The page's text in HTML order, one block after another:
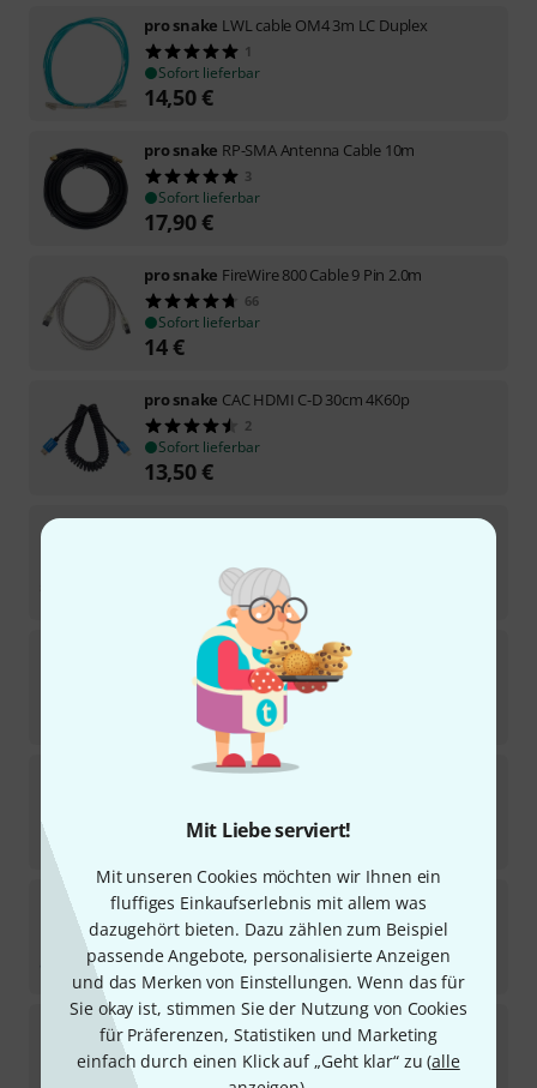
Mit Liebe serviert!
Mit unseren Cookies möchten wir Ihnen ein
fluffiges Einkaufserlebnis mit allem was
dazugehört bieten. Dazu zählen zum Beispiel
passende Angebote, personalisierte Anzeigen
und das Merken von Einstellungen. Wenn das für
Sie okay ist, stimmen Sie der Nutzung von Cookies
für Präferenzen, Statistiken und Marketing
einfach durch einen Klick auf „Geht klar“ zu (alle
pro snake LWL cable OM4 3m LC Duplex
1
Sofort lieferbar
14,50€
pro snake RP-SMA Antenna Cable 10m
3
Sofort lieferbar
17,90€
pro snake FireWire 800 Cable 9 Pin 2.0m
66
Sofort lieferbar
14€
pro snake CAC HDMI C-D 30cm 4K60p
2
Sofort lieferbar
13,50€
pro snakeHDMI - Mini Displayport Cable
Sofort lieferbar
pro snakeLWL Cable LC-SC Duplex OM4, 1m
Sofort lieferbar
€
pro snakeLWL MADI SC Duplex OM4 30m
Kurzfristig lieferbar (2–5 Tage)
pro snake LWL cable OS2 3m LC Duplex
Sofort lieferbar
8,90 €
pro snake CAC HDMI C-C 30cm 4K60p
Sofort lieferbar